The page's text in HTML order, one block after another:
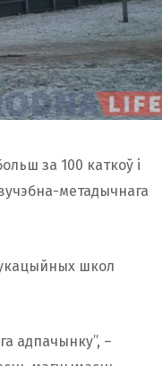
за 100 каткоў і
метадычнага
школ
адпачынку”, –